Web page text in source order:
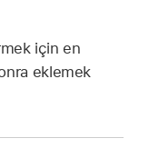
için en
eklemek